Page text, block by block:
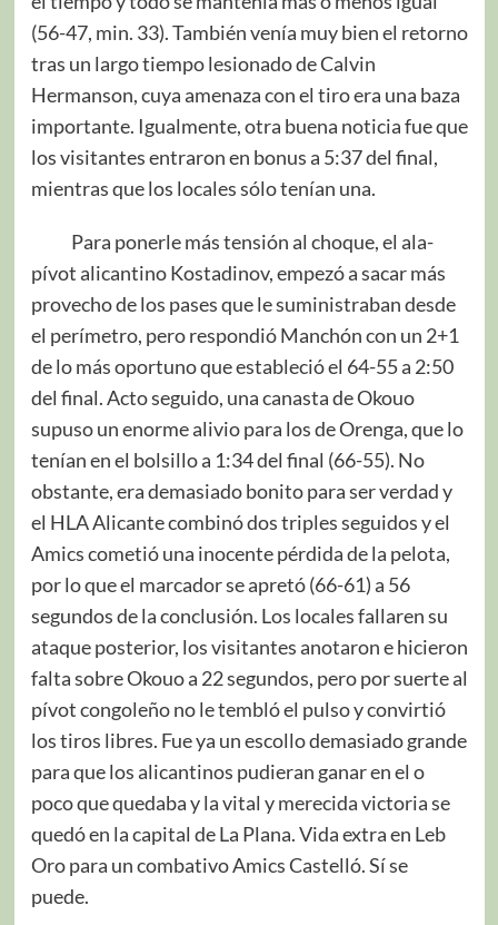
(56-47, min. 33). También venía muy bien el retorno
tras un largo tiempo lesionado de Calvin
Hermanson, cuya amenaza con el tiro era una baza
importante. Igualmente, otra buena noticia fue que
los visitantes entraron en bonus a 5:37 del final,
mientras que los locales sólo tenían una.
Para ponerle más tensión al choque, el ala-
pívot alicantino Kostadinov, empezó a sacar más
provecho de los pases que le suministraban desde
el perímetro, pero respondió Manchón con un 2+1
de lo más oportuno que estableció el 64-55 a 2:50
del final. Acto seguido, una canasta de Okouo
supuso un enorme alivio para los de Orenga, que lo
tenían en el bolsillo a 1:34 del final (66-55). No
obstante, era demasiado bonito para ser verdad y
el HLA Alicante combinó dos triples seguidos y el
Amics cometió una inocente pérdida de la pelota,
por lo que el marcador se apretó (66-61) a 56
segundos de la conclusión. Los locales fallaren su
ataque posterior, los visitantes anotaron e hicieron
falta sobre Okouo a 22 segundos, pero por suerte al
pívot congoleño no le tembló el pulso y convirtió
los tiros libres. Fue ya un escollo demasiado grande
para que los alicantinos pudieran ganar en el o
poco que quedaba y la vital y merecida victoria se
quedó en la capital de La Plana. Vida extra en Leb
Oro para un combativo Amics Castelló. Sí se
puede.